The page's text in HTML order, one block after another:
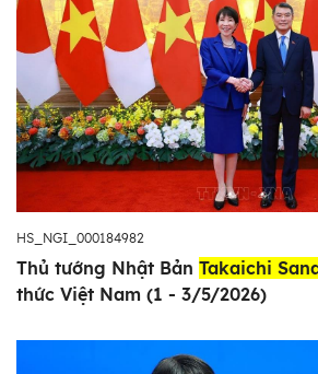
HS_NGI_000184982
Thủ tướng Nhật Bản Takaichi
thức Việt Nam (1 - 3/5/2026)